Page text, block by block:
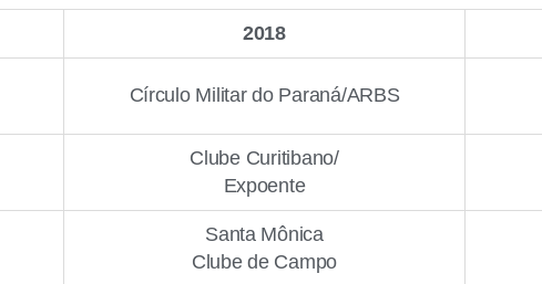
2018
Círculo Militar do Paraná/ARBS
Clube Curitibano/
Expoente
Santa Mônica
Clube de Campo